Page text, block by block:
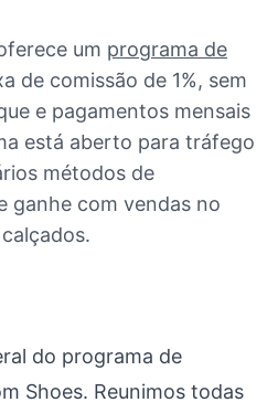
um programa de
de comissão de 1%, sem
e pagamentos mensais
está aberto para tráfego
métodos de
ganhe com vendas no
do programa de
Shoes. Reunimos todas